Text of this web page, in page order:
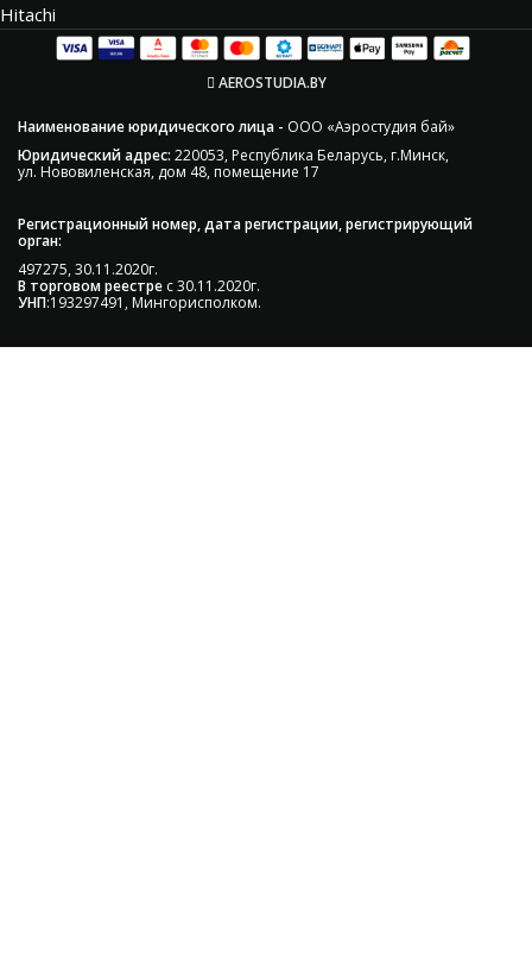
Hitachi
AEROSTUDIA.BY
Наименование юридического лица - ООО «Аэростудия бай»
Юридический адрес: 220053, Республика Беларусь, г.Минск,
ул. Нововиленская, дом 48, помещение 17
Регистрационный номер, дата регистрации, регистрирующий
орган:
497275, 30.11.2020г.
В торговом реестре с 30.11.2020г.
УНП:193297491, Мингорисполком.